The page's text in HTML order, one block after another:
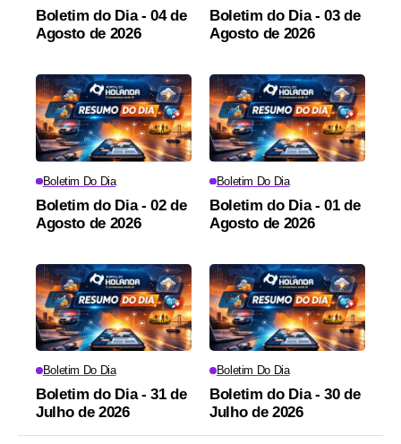
Boletim do Dia - 04 de
Agosto de 2026
Boletim do Dia - 03 de
Agosto de 2026
Boletim Do Dia
Boletim do Dia - 02 de
Agosto de 2026
Boletim Do Dia
Boletim do Dia - 01 de
Agosto de 2026
Boletim Do Dia
Boletim do Dia - 31 de
Julho de 2026
Boletim Do Dia
Boletim do Dia - 30 de
Julho de 2026